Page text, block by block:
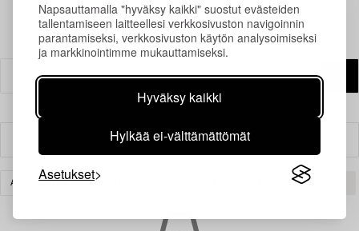
Napsauttamalla "hyväksy kaikki" suostut evästeiden
tallentamiseen laitteellesi verkkosivuston navigoinnin
parantamiseksi, verkkosivuston käytön analysoimiseksi
ja markkinointimme mukauttamiseksi.
Hyväksy kaikki
Hylkää ei-välttämättömät
Asetukset
Suodatin
AASIALAINEN KERAMIIKKA JA TAIDEKÄSITYÖ TYHJENNÄ KAIKKI